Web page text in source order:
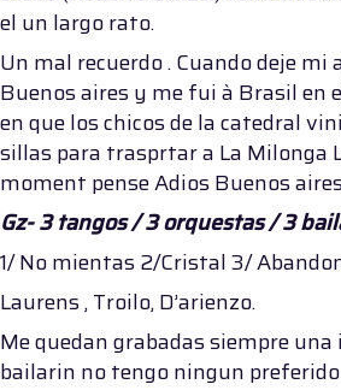
el un largo rato.
Un mal recuerdo . Cuando deje
Buenos aires y me fui à Brasil en
en que los chicos de la catedral
sillas para trasprtar a La Milonga
moment pense Adios Buenos
Gz- 3 tangos / 3 orquestas / 3
1/ No mientas 2/Cristal 3/
Laurens , Troilo, D’arienzo.
Me quedan grabadas siempre una
bailarin no tengo ningun